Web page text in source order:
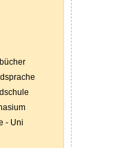
- Uni